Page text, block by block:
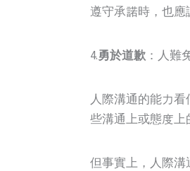
遵守承諾時，也應
4.勇於道歉：人難
人際溝通的能力
些溝通上或態度上
但事實上，人際